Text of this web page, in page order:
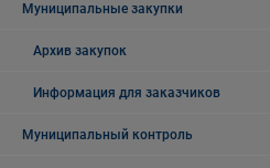
Муниципальные закупки
Архив закупок
Информация для заказчиков
Муниципальный контроль